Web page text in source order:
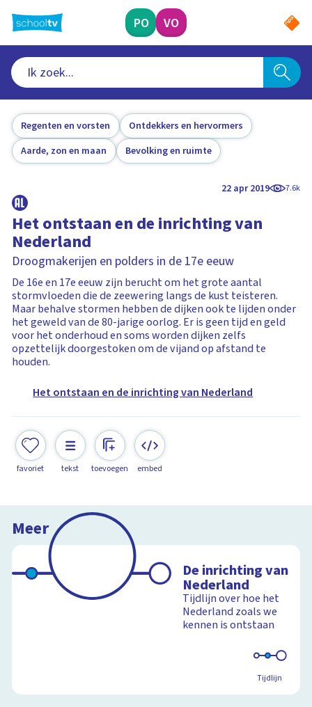
naar
hoofdinhoud
PO VO
Regenten en vorsten
Ontdekkers en hervormers
Aarde, zon en maan
Bevolking en ruimte
22 apr 2019 7.6k
Het ontstaan en de inrichting van
Nederland
Droogmakerijen en polders in de 17e eeuw
De 16e en 17e eeuw zijn berucht om het grote aantal
stormvloeden die de zeewering langs de kust teisteren.
Maar behalve stormen hebben de dijken ook te lijden onder
het geweld van de 80-jarige oorlog. Er is geen tijd en geld
voor het onderhoud en soms worden dijken zelfs
opzettelijk doorgestoken om de vijand op afstand te
houden.
Het ontstaan en de inrichting van Nederland
favoriet tekst toevoegen embed
Meer
De inrichting van
Nederland
Tijdlijn over hoe het
Nederland zoals we
kennen is ontstaan
Tijdlijn